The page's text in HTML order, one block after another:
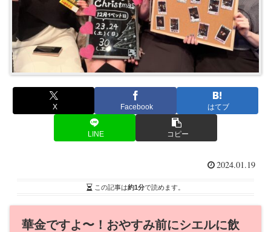
X Facebook はてブ
LINE コピー
2024.01.19
この記事は約1分で読めます。
華金ですよ〜！おやすみ前にシエルに飲